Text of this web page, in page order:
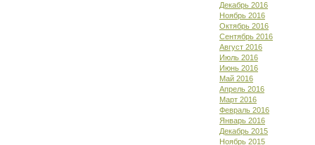
Декабрь 2016
Ноябрь 2016
Октябрь 2016
Сентябрь 2016
Август 2016
Июль 2016
Июнь 2016
Май 2016
Апрель 2016
Март 2016
Февраль 2016
Январь 2016
Декабрь 2015
Ноябрь 2015